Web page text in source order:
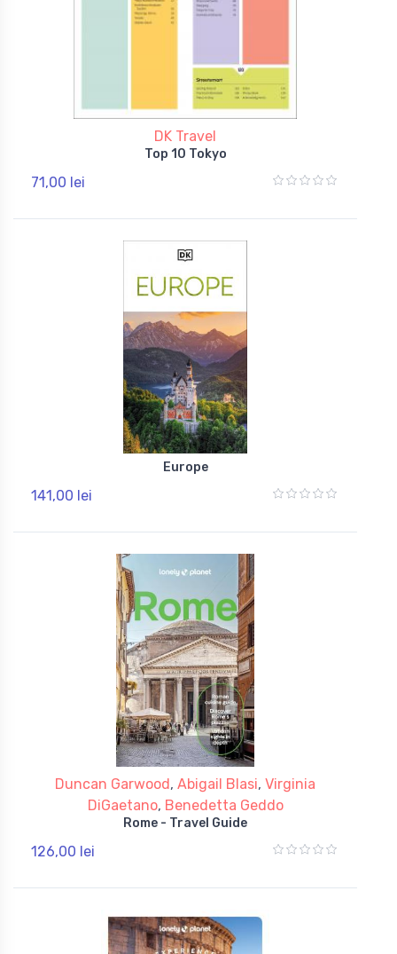
DK Travel
Top 10 Tokyo
71,00 lei
Europe
141,00 lei
Duncan Garwood, Abigail Blasi, Virginia
DiGaetano, Benedetta Geddo
Rome - Travel Guide
126,00 lei